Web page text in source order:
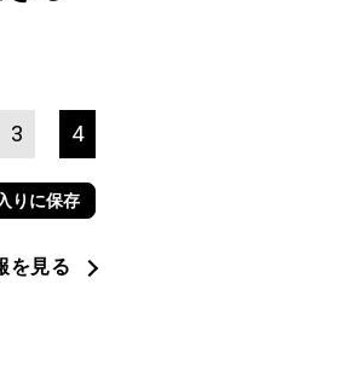
3 4
りに保存
を見る